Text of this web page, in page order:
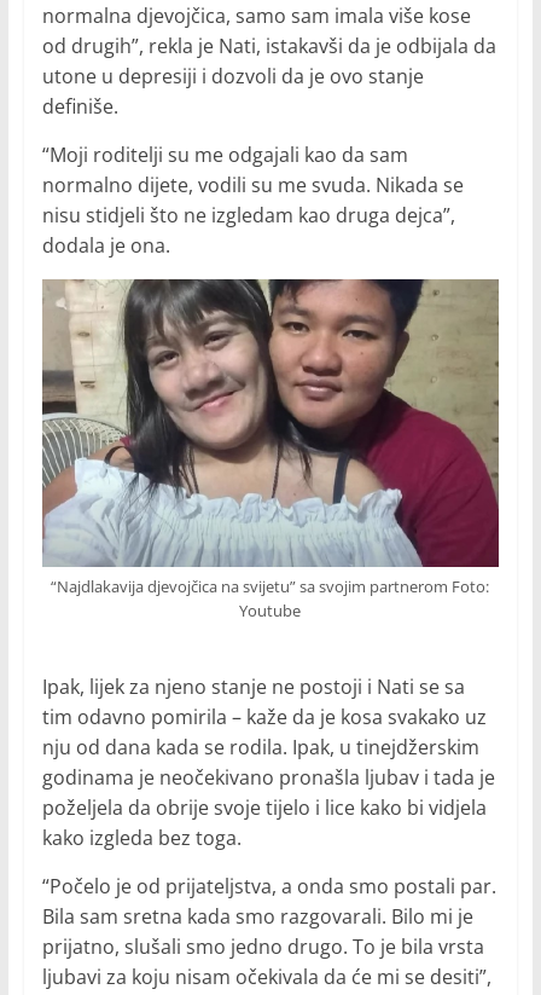
normalna djevojčica, samo sam imala više kose
od drugih”, rekla je Nati, istakavši da je odbijala da
utone u depresiji i dozvoli da je ovo stanje
definiše.
“Moji roditelji su me odgajali kao da sam
normalno dijete, vodili su me svuda. Nikada se
nisu stidjeli što ne izgledam kao druga dejca”,
dodala je ona.
“Najdlakavija djevojčica na svijetu” sa svojim partnerom Foto:
Youtube
Ipak, lijek za njeno stanje ne postoji i Nati se sa
tim odavno pomirila – kaže da je kosa svakako uz
nju od dana kada se rodila. Ipak, u tinejdžerskim
godinama je neočekivano pronašla ljubav i tada je
poželjela da obrije svoje tijelo i lice kako bi vidjela
kako izgleda bez toga.
“Počelo je od prijateljstva, a onda smo postali par.
Bila sam sretna kada smo razgovarali. Bilo mi je
prijatno, slušali smo jedno drugo. To je bila vrsta
ljubavi za koju nisam očekivala da će mi se desiti”,